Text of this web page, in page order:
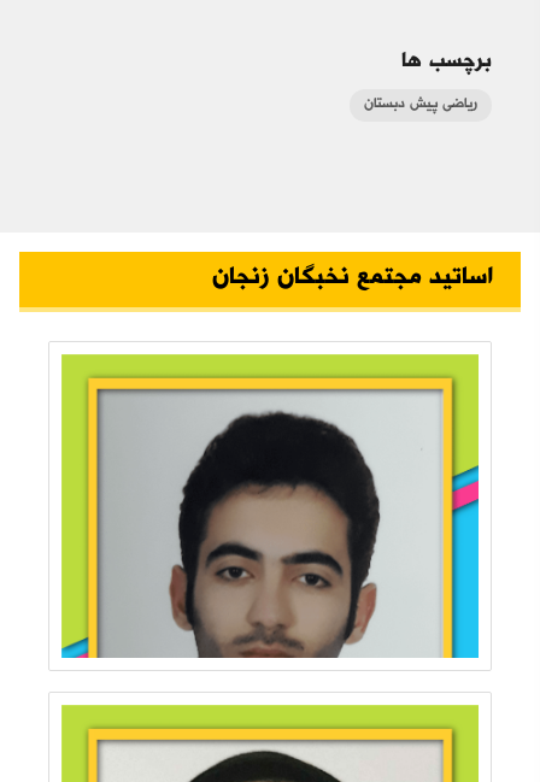
برچسب ها
ریاضی پیش دبستان
اساتید مجتمع نخبگان زنجان